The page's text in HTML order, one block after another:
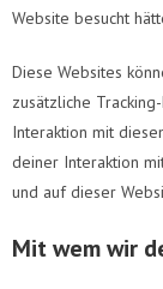
Website besucht
Diese Websites
zusätzliche
Interaktion mit
deiner Interaktion
und auf dieser
Mit wem wir